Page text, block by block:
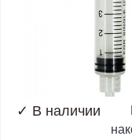
✓ В наличии